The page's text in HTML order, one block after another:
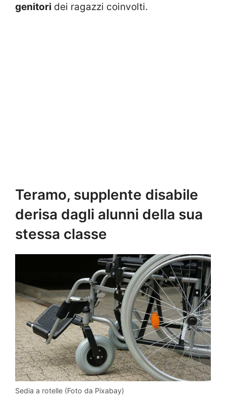
genitori dei ragazzi coinvolti.
Teramo, supplente disabile
derisa dagli alunni della sua
stessa classe
Sedia a rotelle (Foto da Pixabay)